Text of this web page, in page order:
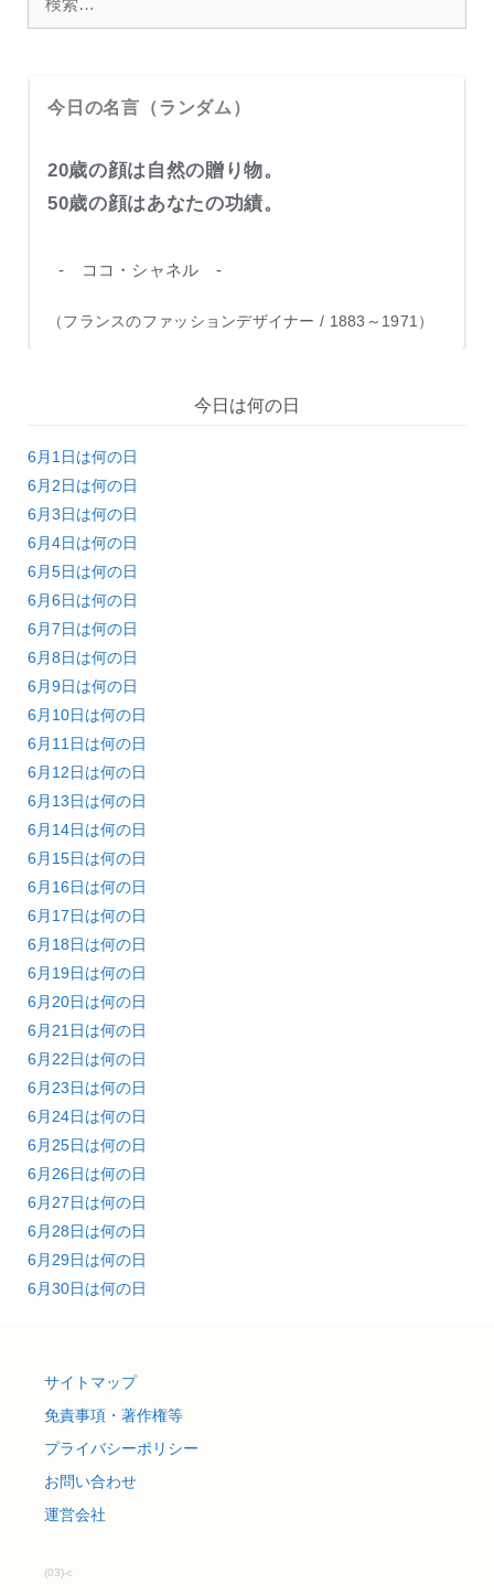
今日の名言（ランダム）
20歳の顔は自然の贈り物。
50歳の顔はあなたの功績。
- ココ・シャネル -
（フランスのファッションデザイナー / 1883～1971）
今日は何の日
6月1日は何の日
6月2日は何の日
6月3日は何の日
6月4日は何の日
6月5日は何の日
6月6日は何の日
6月7日は何の日
6月8日は何の日
6月9日は何の日
6月10日は何の日
6月11日は何の日
6月12日は何の日
6月13日は何の日
6月14日は何の日
6月15日は何の日
6月16日は何の日
6月17日は何の日
6月18日は何の日
6月19日は何の日
6月20日は何の日
6月21日は何の日
6月22日は何の日
6月23日は何の日
6月24日は何の日
6月25日は何の日
6月26日は何の日
6月27日は何の日
6月28日は何の日
6月29日は何の日
6月30日は何の日
サイトマップ
免責事項・著作権等
プライバシーポリシー
お問い合わせ
運営会社
(03)-c